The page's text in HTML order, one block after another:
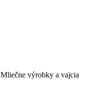
Mliečne výrobky a vajcia